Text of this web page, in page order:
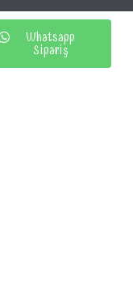
Whatsapp
Sipariş